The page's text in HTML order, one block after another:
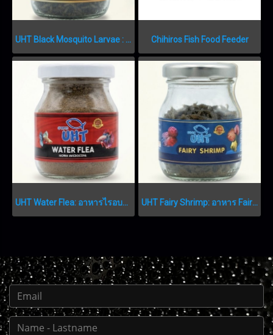
UHT Black Mosquito Larvae : อาหารลูกน้ำอบแห้งเกรดพรีเมียม Chihiros Fish Food Feeder
UHT Water Flea: อาหารไรอบแห้งเกรดพรีเมียม UHT Fairy Shrimp: อาหาร Fairy Shrimp เกรดพรีเมียม FAIRY SHRIMP